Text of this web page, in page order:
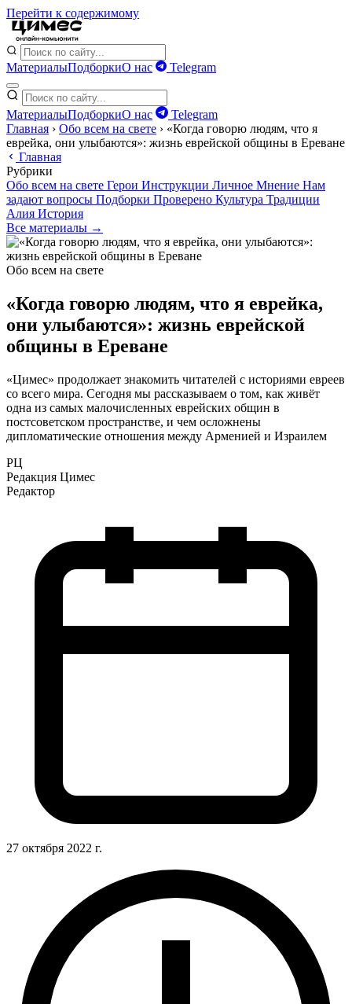
Перейти к содержимому
МатериалыПодборкиО нас Telegram
МатериалыПодборкиО нас
Telegram
Главная › Обо всем на свете › «Когда говорю людям, что я
еврейка, они улыбаются»: жизнь еврейской общины в Ереване
Главная
Рубрики
Обо всем на свете Герои Инструкции Личное Мнение Нам
задают вопросы Подборки Проверено Культура Традиции
Алия История
Все материалы →
Обо всем на свете
«Когда говорю людям, что я еврейка,
они улыбаются»: жизнь еврейской
общины в Ереване
«Цимес» продолжает знакомить читателей с историями евреев
со всего мира. Сегодня мы рассказываем о том, как живёт
одна из самых малочисленных еврейских общин в
постсоветском пространстве, и чем осложнены
дипломатические отношения между Арменией и Израилем
РЦ
Редакция Цимес
Редактор
27 октября 2022 г.